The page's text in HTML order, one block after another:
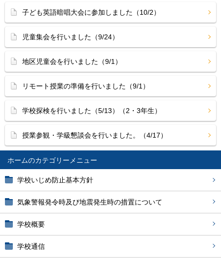
ホーム
学校いじめ防止基本方針
気象警報発令時及び地震発生時の措置について
学校概要
学校通信
子ども英語暗唱大会に参加しました（10/2）
児童集会を行いました（9/24）
地区児童会を行いました（9/1）
リモート授業の準備を行いました（9/1）
学校探検を行いました（5/13）（2・3年生）
授業参観・学級懇談会を行いました。（4/17）